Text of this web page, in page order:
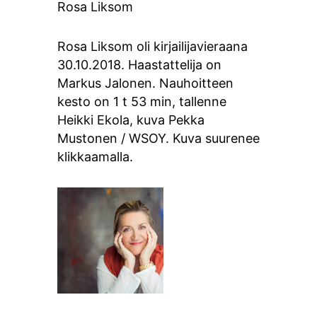
Rosa Liksom
Rosa Liksom oli kirjailijavieraana
30.10.2018. Haastattelija on
Markus Jalonen. Nauhoitteen
kesto on 1 t 53 min, tallenne
Heikki Ekola, kuva Pekka
Mustonen / WSOY. Kuva suurenee
klikkaamalla.